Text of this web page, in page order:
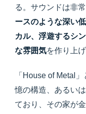
る。サウンドは非
ースのような深い
カル、浮遊するシ
な雰囲気を作り上
「House of Metal
憶の構造、あるい
ており、その家が